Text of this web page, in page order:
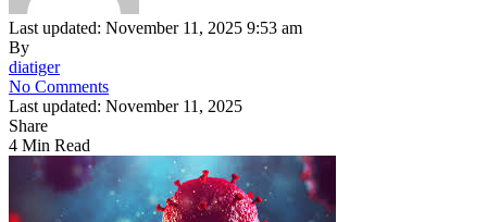
Last updated: November 11, 2025 9:53 am
By
diatiger
No Comments
Last updated: November 11, 2025
Share
4 Min Read